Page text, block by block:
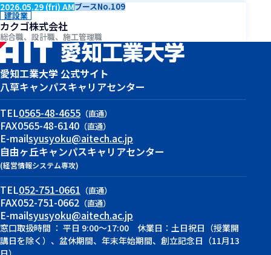
2026.05.29 (fri) AMブースNo.109
建設業
カクゴ株式会社
総合職、設計職、施工管理職
愛知工業大学 公式サイト
八草キャンパスキャリアセンター
TEL0565-48-4655 （直通）
FAX0565-48-6140 （直通）
E-mailsyusyoku@aitech.ac.jp
自由ヶ丘キャンパスキャリアセンター
(経営情報システム専攻)
TEL052-751-0661 （直通）
FAX052-751-0662 （直通）
E-mailsyusyoku@aitech.ac.jp
窓口取扱時間 ： 平日 9:00～17:00 休業日：土日祝日（授業開
講日を除く）、盆休期間、年末年始期間、創立記念日（11月13